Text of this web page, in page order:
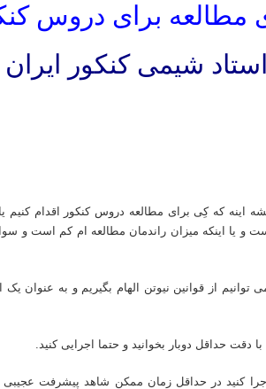
برای دروس
شیمی کنکور ایران
که کِی برای مطالعه دروس کنکور اقدام کنیم
و یا اینکه میزان راندمان مطالعه ام کم است و
از قوانین نیوتن الهام بگیریم و به عنوان
حداقل دوبار بخوانید و حتما اجرایی کنید.
کنید در حداقل زمان ممکن شاهد پیشرفت